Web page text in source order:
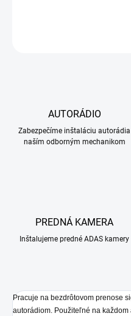
AUTORÁDIO
Zabezpečíme inštaláciu autorádia
naším odborným mechanikom
PREDNÁ KAMERA
Inštalujeme predné ADAS kamery
Pracuje na bezdrôtovom prenose
autorádiom. Použiteľné na